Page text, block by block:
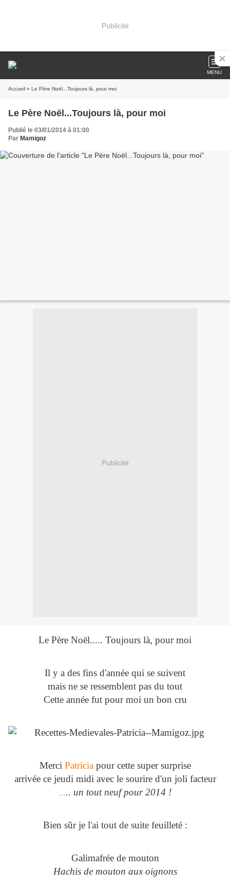
Publicité
MENU
Accueil » Le Père Noël...Toujours là, pour moi
Le Père Noël...Toujours là, pour moi
Publié le 03/01/2014 à 01:00
Par Mamigoz
Publicité
Le Père Noël..... Toujours là, pour moi
Il y a des fins d'année qui se suivent
mais ne se ressemblent pas du tout
Cette année fut pour moi un bon cru
Merci Patriciapour cette super surprise
arrivée ce jeudi midi avec le sourire d'un joli facteur
.. un tout neuf pour 2014 !
Bien sûr je l'ai tout de suite feuilleté :
Galimafrée de mouton
Hachis de mouton aux oignons